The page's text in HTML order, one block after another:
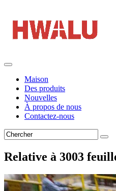
Maison
Des produits
Nouvelles
À propos de nous
Contactez-nous
Relative à 3003